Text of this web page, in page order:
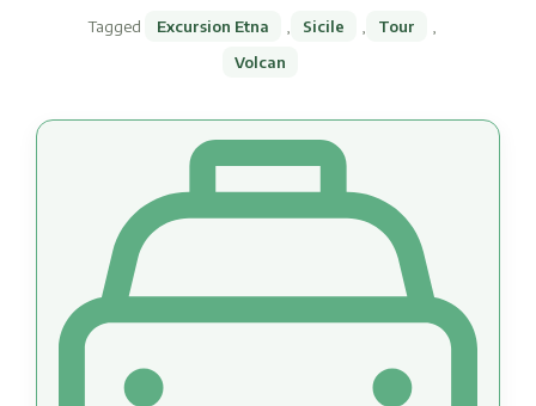
Tagged Excursion Etna Sicile Tour
Volcan